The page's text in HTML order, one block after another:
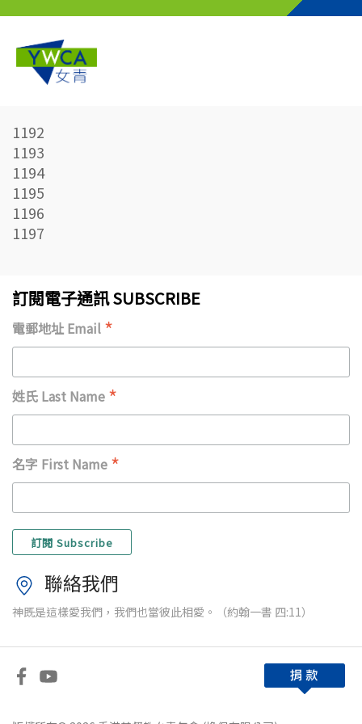
1192
1193
1194
1195
1196
1197
訂閱電子通訊 SUBSCRIBE
電郵地址 Email *
姓氏 Last Name *
名字 First Name *
聯絡我們
神既是這樣愛我們，我們也當彼此相愛。（約翰一書 四:11）